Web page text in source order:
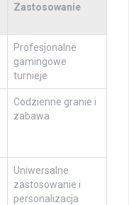
Zastosowanie
Profesjonalne
gamingowe
turnieje
Codzienne granie i
zabawa
Uniwersalne
zastosowanie i
personalizacja